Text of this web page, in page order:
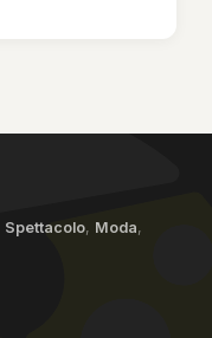
Spettacolo, Moda,